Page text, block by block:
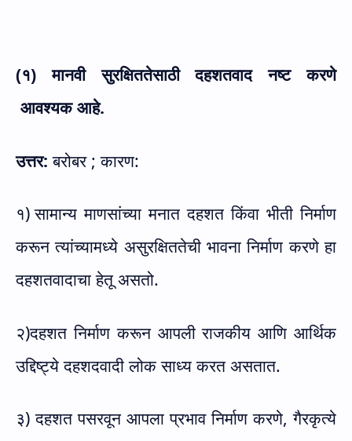
(१) मानवी सुरक्षिततेसाठी दहशतवाद नष्ट करणे
आवश्यक आहे.
उत्तर: बरोबर ; कारण:
१) सामान्य माणसांच्या मनात दहशत किंवा भीती निर्माण
करून त्यांच्यामध्ये असुरक्षिततेची भावना निर्माण करणे हा
दहशतवादाचा हेतू असतो.
२)दहशत निर्माण करून आपली राजकीय आणि आर्थिक
उद्दिष्ट्ये दहशदवादी लोक साध्य करत असतात.
३) दहशत पसरवून आपला प्रभाव निर्माण करणे, गैरकृत्ये